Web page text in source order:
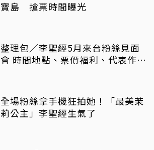
寶島 搶票時間曝光
整理包／李聖經5月來台粉絲見面
會 時間地點、票價福利、代表作品
全場粉絲拿手機狂拍她！「最美茉
莉公主」李聖經生氣了